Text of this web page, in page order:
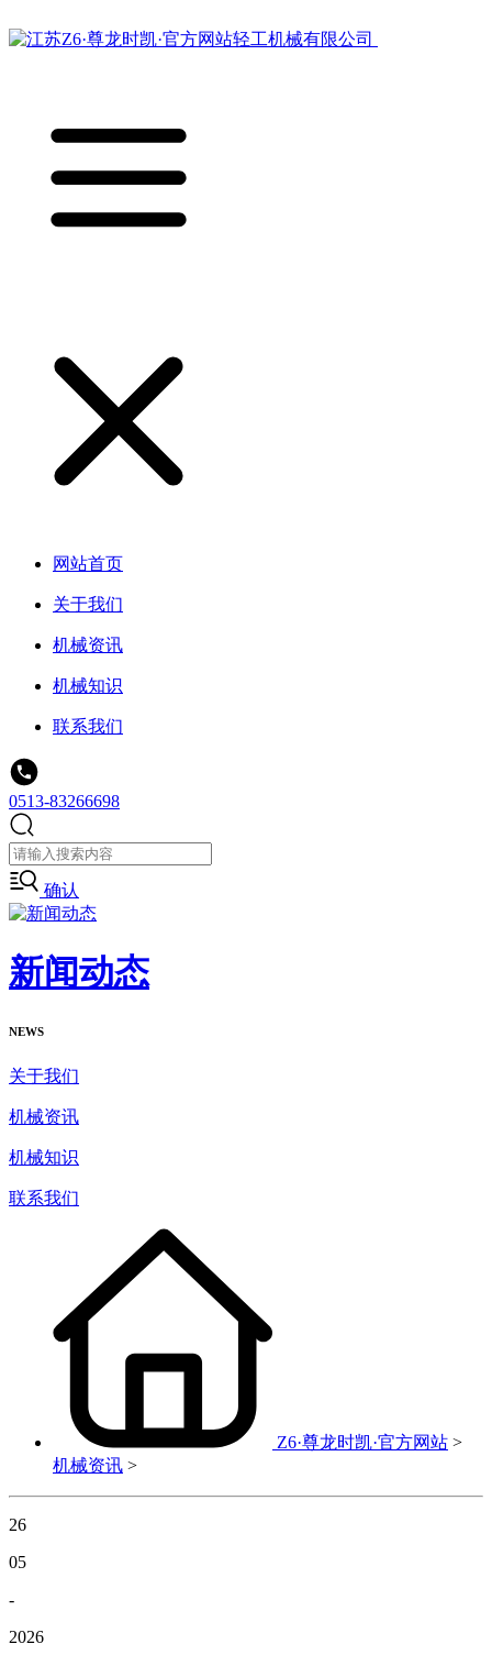
网站首页
关于我们
机械资讯
机械知识
联系我们
0513-83266698
确认
新闻动态
NEWS
关于我们
机械资讯
机械知识
联系我们
Z6·尊龙时凯·官方网站 >
机械资讯 >
26
05
-
2026